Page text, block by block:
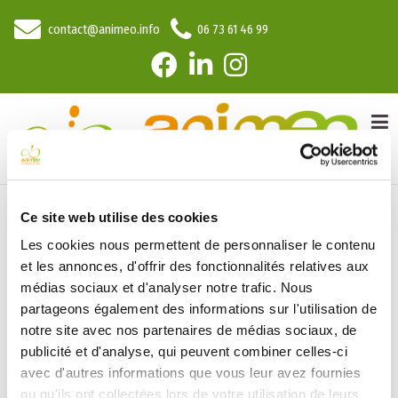
Ce site web utilise des cookies
Les cookies nous permettent de personnaliser le contenu
et les annonces, d'offrir des fonctionnalités relatives aux
médias sociaux et d'analyser notre trafic. Nous
partageons également des informations sur l'utilisation de
notre site avec nos partenaires de médias sociaux, de
publicité et d'analyse, qui peuvent combiner celles-ci
avec d'autres informations que vous leur avez fournies
ou qu'ils ont collectées lors de votre utilisation de leurs
contact@animeo.info 06 73 61 46 99
ACTUALITE
Chronométrage raid UNSS
AniméO participe, avec l'UNSS, à l'organisation